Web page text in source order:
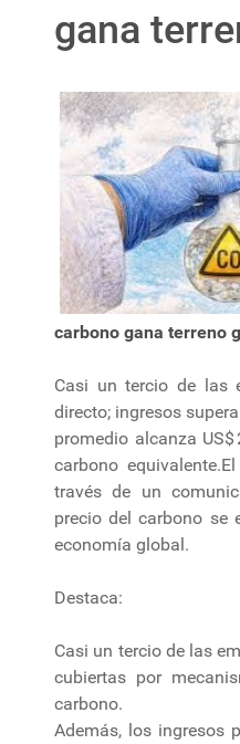
gana
carbono gana terreno
Casi un tercio de las
directo; ingresos
promedio alcanza
carbono
través de un
precio del carbono se
economía global.
Destaca:
Casi un tercio de las
cubiertas por
carbono.
Además, los ingresos